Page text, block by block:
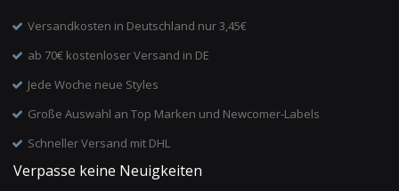
Versandkosten in Deutschland nur 3,45€
ab 70€ kostenloser Versand in DE
Jede Woche neue Styles
Große Auswahl an Top Marken und Newcomer-Labels
Schneller Versand mit DHL
Verpasse keine Neuigkeiten